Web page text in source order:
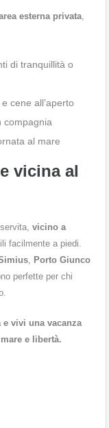
esterna privata,
di tranquillità o
cene all’aperto
compagnia
al mare
vicina al
vicino a
facilmente a piedi.
, Porto Giunco
perfette per chi
vivi una vacanza
e libertà.